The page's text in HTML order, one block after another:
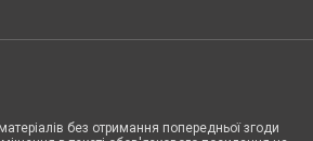
без отримання попередньої згоди